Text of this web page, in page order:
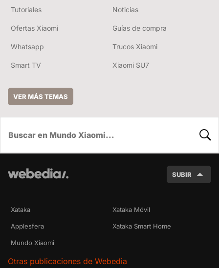
Tutoriales Noticias
Ofertas Xiaomi Guías de compra
Whatsapp Trucos Xiaomi
Smart TV Xiaomi SU7
VER MÁS TEMAS
SUBIR
Xataka Xataka Móvil
Applesfera Xataka Smart Home
Mundo Xiaomi
Otras publicaciones de Webedia